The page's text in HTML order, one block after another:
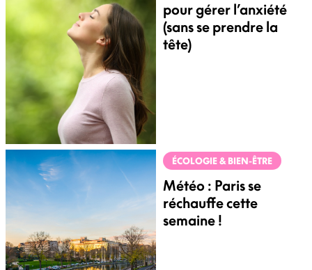
pour gérer l’anxiété
(sans se prendre la
tête)
ÉCOLOGIE & BIEN-ÊTRE
Météo : Paris se
réchauffe cette
semaine !